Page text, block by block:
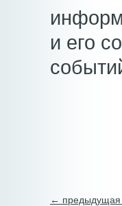
и его
← предыдущая